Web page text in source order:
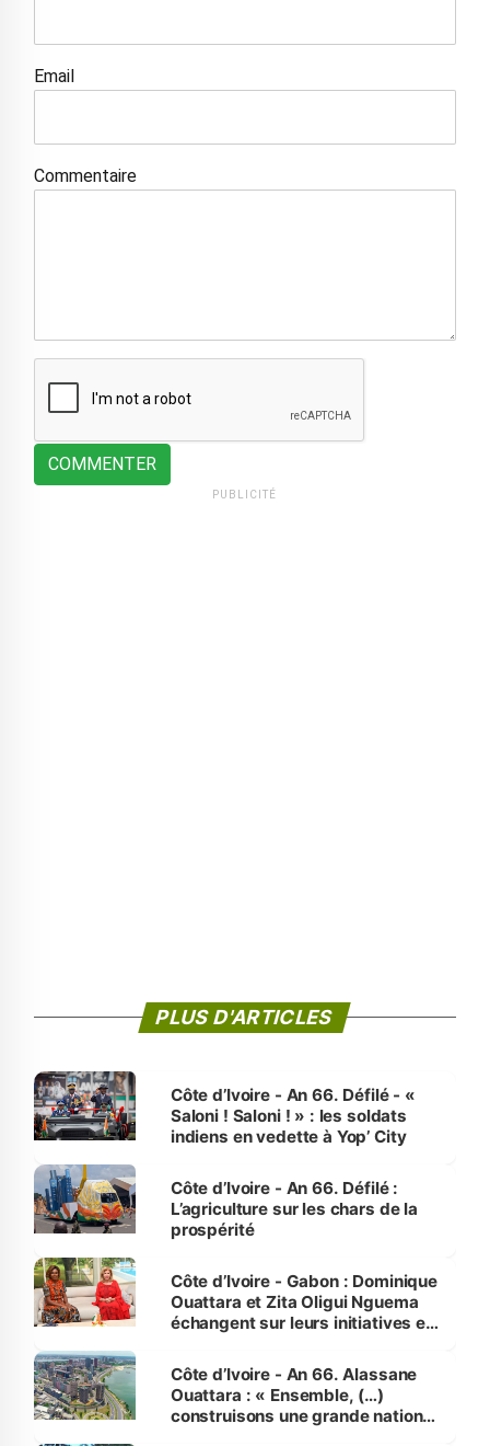
Email
Commentaire
COMMENTER
PUBLICITÉ
PLUS D'ARTICLES
Côte d’Ivoire - An 66. Défilé - «
Saloni ! Saloni ! » : les soldats
indiens en vedette à Yop’ City
Côte d’Ivoire - An 66. Défilé :
L’agriculture sur les chars de la
prospérité
Côte d’Ivoire - Gabon : Dominique
Ouattara et Zita Oligui Nguema
échangent sur leurs initiatives en
enfants
Côte d’Ivoire - An 66. Alassane
Ouattara : « Ensemble, (…)
construisons une grande nation